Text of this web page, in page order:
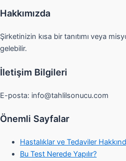
Hakkımızda
Şirketinizin kısa bir tanıtımı veya
gelebilir.
İletişim Bilgileri
E-posta: info@tahlilsonucu.com
Önemli Sayfalar
Hastalıklar ve Tedaviler
Bu Test Nerede Yapılır?